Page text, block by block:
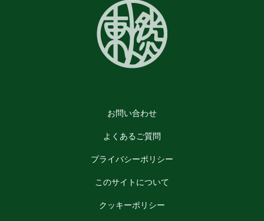
お問い合わせ
よくあるご質問
プライバシーポリシー
このサイトについて
クッキーポリシー